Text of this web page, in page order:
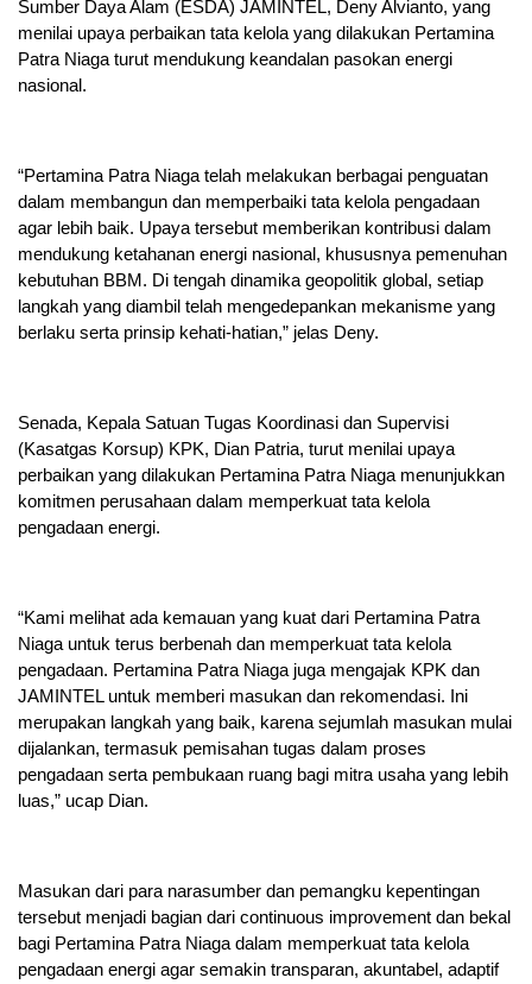
Sumber Daya Alam (ESDA) JAMINTEL, Deny Alvianto, yang
menilai upaya perbaikan tata kelola yang dilakukan Pertamina
Patra Niaga turut mendukung keandalan pasokan energi
nasional.
“Pertamina Patra Niaga telah melakukan berbagai penguatan
dalam membangun dan memperbaiki tata kelola pengadaan
agar lebih baik. Upaya tersebut memberikan kontribusi dalam
mendukung ketahanan energi nasional, khususnya pemenuhan
kebutuhan BBM. Di tengah dinamika geopolitik global, setiap
langkah yang diambil telah mengedepankan mekanisme yang
berlaku serta prinsip kehati-hatian,” jelas Deny.
Senada, Kepala Satuan Tugas Koordinasi dan Supervisi
(Kasatgas Korsup) KPK, Dian Patria, turut menilai upaya
perbaikan yang dilakukan Pertamina Patra Niaga menunjukkan
komitmen perusahaan dalam memperkuat tata kelola
pengadaan energi.
“Kami melihat ada kemauan yang kuat dari Pertamina Patra
Niaga untuk terus berbenah dan memperkuat tata kelola
pengadaan. Pertamina Patra Niaga juga mengajak KPK dan
JAMINTEL untuk memberi masukan dan rekomendasi. Ini
merupakan langkah yang baik, karena sejumlah masukan mulai
dijalankan, termasuk pemisahan tugas dalam proses
pengadaan serta pembukaan ruang bagi mitra usaha yang lebih
luas,” ucap Dian.
Masukan dari para narasumber dan pemangku kepentingan
tersebut menjadi bagian dari continuous improvement dan bekal
bagi Pertamina Patra Niaga dalam memperkuat tata kelola
pengadaan energi agar semakin transparan, akuntabel, adaptif